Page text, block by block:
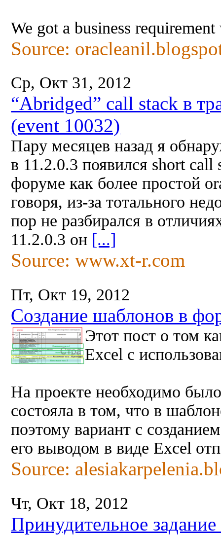
We got a business
Source:
Ср, Окт 31, 2012
“Abridged” call stack в
(event 10032)
Пару месяцев назад я
в 11.2.0.3 появился short
форуме как более простой
говоря, из-за тотального
пор не разбирался в
11.2.0.3 он [...]
Source: www.xt-r.com
Пт, Окт 19, 2012
Создание шаблонов в
Этот пост о том
Excel с
На проекте необходимо
состояла в том, что в
поэтому вариант с
его выводом в виде Excel
Source:
Чт, Окт 18, 2012
Принудительное